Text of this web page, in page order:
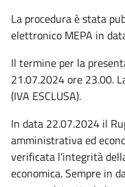
La procedura è stata
elettronico MEPA in
Il termine per la
21.07.2024 ore 23.00.
(IVA ESCLUSA).
In data 22.07.2024 il
amministrativa ed
verificata l’integrità
economica. Sempre in